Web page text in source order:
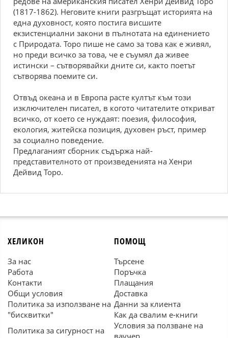
(1817-1862). Неговите книги разгръщат историята на
една духовност, която постига висшите
екзистенциални закони в пълнотата на единението
с Природата. Торо пише не само за това как е живял,
но преди всичко за това, че е съумял да живее
истински – сътворявайки дните си, както поетът
сътворява поемите си.
Отвъд океана и в Европа расте култът към този
изключителен писател, в когото читaтелите откриват
всичко, от което се нуждаят: поезия, философия,
екология, житейска позиция, духовен ръст, пример
за социално поведение.
Предлаганият сборник съдържа най-
представителното от произведенията на Хенри
Дейвид Торо.
ХЕЛИКОН
За нас
Работа
Контакти
Общи условия
Политика за използване на
"бисквитки"
Политика за сигурност на
ПОМОЩ
Търсене
Поръчка
Плащания
Доставка
Данни за клиента
Как да свалим е-книги
Условия за ползване на
ваучер